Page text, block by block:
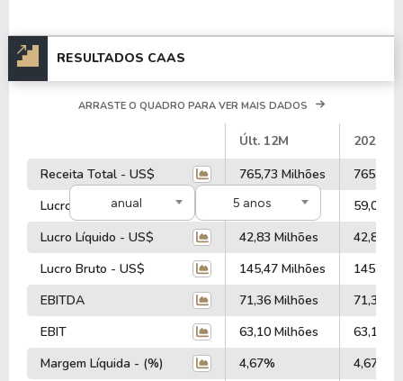
RESULTADOS CAAS
anual 5 anos
ARRASTE O QUADRO PARA VER MAIS DADOS
Últ. 12M
2025
Receita Total - US$
765,73 Milhões
765,73
Lucro Operacional - US$
59,07 Milhões
59,07
Lucro Líquido - US$
42,83 Milhões
42,83
Lucro Bruto - US$
145,47 Milhões
145,47
EBITDA
71,36 Milhões
71,36
EBIT
63,10 Milhões
63,10
Margem Líquida - (%)
4,67%
4,67%